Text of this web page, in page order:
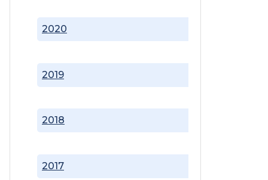
2017
2018
2019
2020